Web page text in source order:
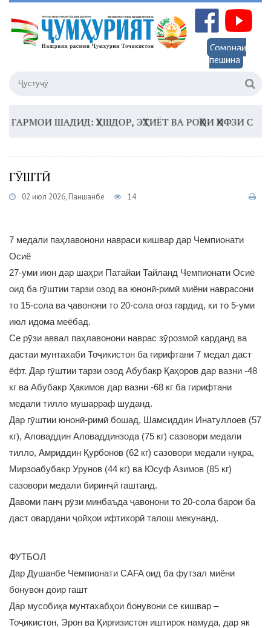
Сомонаи
пешина
ШАДИД: ҲУШДОР, ЭҲТИЁТ ВА РОҲҲОИ ҲИФЗИ
ГӮШТӢ
02 июл 2026, Панҷшанбе 14
7 медали паҳлавонони навраси кишвар дар Чемпионати
Осиё
27-уми июн дар шаҳри Патайаи Тайланд Чемпионати Осиё
оид ба гӯштии тарзи озод ва юнонӣ-римӣ миёни наврасони
то 15-сола ва ҷавонони то 20-сола оғоз гардид, ки то 5-уми
июл идома меёбад.
Се рӯзи аввал паҳлавонони наврас зӯрозмоӣ карданд ва
дастаи мунтахаби Тоҷикистон ба гирифтани 7 медал даст
ёфт. Дар гӯштии тарзи озод Абубакр Қаҳоров дар вазни -48
кг ва Абубакр Ҳакимов дар вазни -68 кг ба гирифтани
медали тилло мушарраф шуданд.
Дар гӯштии юнонӣ-римӣ бошад, Шамсиддин Инатуллоев (57
кг), Аловаддин Аловаддинзода (75 кг) сазовори медали
тилло, Амриддин Қурбонов (62 кг) сазовори медали нуқра,
Мирзоабубакр Урунов (44 кг) ва Юсуф Азимов (85 кг)
сазовори медали биринҷӣ гаштанд.
Давоми панҷ рӯзи минбаъда ҷавонони то 20-сола барои ба
даст овардани ҷойҳои ифтихорӣ талош мекунанд.
ФУТБОЛ
Дар Душанбе Чемпионати CAFA оид ба футзал миёни
бонувон доир гашт
Дар мусобиқа мунтахабҳои бонувони се кишвар –
Тоҷикистон, Эрон ва Қирғизистон иштирок намуда, дар як